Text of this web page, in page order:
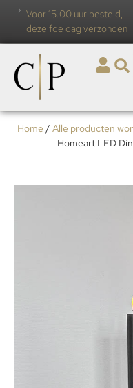
Voor 15.00 uur besteld,
dezelfde dag verzonden
Home / Alle producten
Homeart LED